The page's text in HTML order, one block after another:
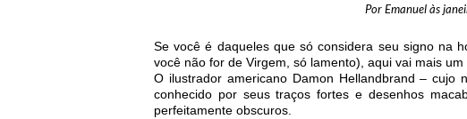
Por Emanuel às
Se você é daqueles que só considera seu signo na
você não for de Virgem, só lamento), aqui vai mais
O ilustrador americano Damon Hellandbrand –
conhecido por seus traços fortes e desenhos
perfeitamente obscuros.